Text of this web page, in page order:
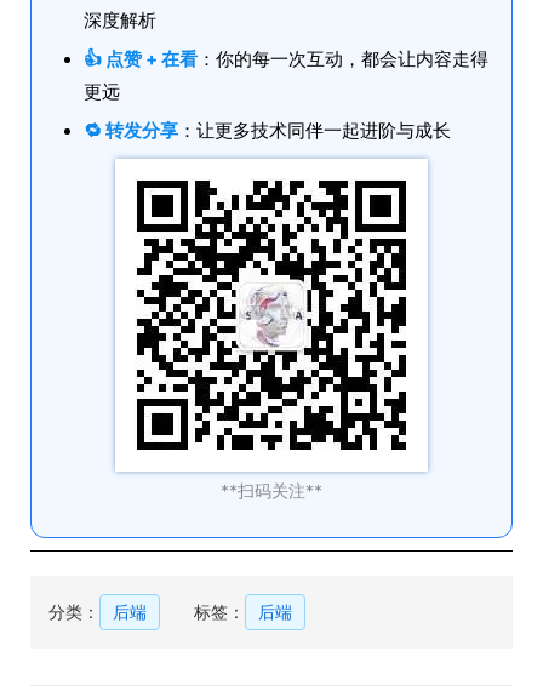
深度解析
👍 点赞 + 在看 ：你的每一次互动，都会让内容走得
更远
🔁 转发分享 ：让更多技术同伴一起进阶与成长
**扫码关注**
分类： 后端 标签： 后端